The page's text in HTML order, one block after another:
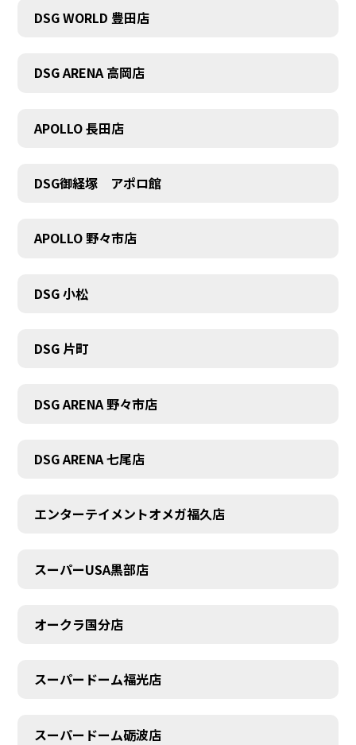
COMPANY
DSG WORLD 豊田店
DSG ARENA 高岡店
APOLLO 長田店
DSG御経塚 アポロ館
APOLLO 野々市店
DSG 小松
DSG 片町
DSG ARENA 野々市店
DSG ARENA 七尾店
エンターテイメントオメガ福久店
スーパーUSA黒部店
オークラ国分店
スーパードーム福光店
スーパードーム砺波店